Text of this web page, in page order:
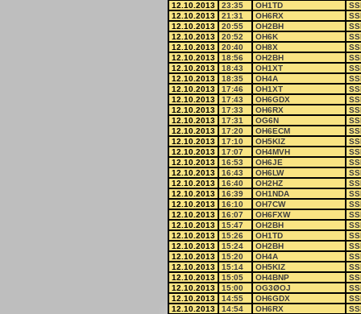
12.10.2013
23:35 OH1TD
12.10.2013
21:31 OH6RX
12.10.2013
20:55 OH2BH
12.10.2013
20:52 OH6K
12.10.2013
20:40 OH8X
12.10.2013
18:56 OH2BH
12.10.2013
18:43 OH1XT
12.10.2013
18:35 OH4A
12.10.2013
17:46 OH1XT
12.10.2013
17:43 OH6GDX
12.10.2013
17:33 OH6RX
12.10.2013
17:31 OG6N
12.10.2013
17:20 OH6ECM
12.10.2013
17:10 OH5KIZ
12.10.2013
17:07 OH4MVH
12.10.2013
16:53 OH6JE
12.10.2013
16:43 OH6LW
12.10.2013
16:40 OH2HZ
12.10.2013
16:39 OH1NDA
12.10.2013
16:10 OH7CW
12.10.2013
16:07 OH6FXW
12.10.2013
15:47 OH2BH
12.10.2013
15:26 OH1TD
12.10.2013
15:24 OH2BH
12.10.2013
15:20 OH4A
12.10.2013
15:14 OH5KIZ
12.10.2013
15:05 OH4BNP
12.10.2013
15:00 OG3ØOJ
12.10.2013
14:55 OH6GDX
12.10.2013
14:54 OH6RX